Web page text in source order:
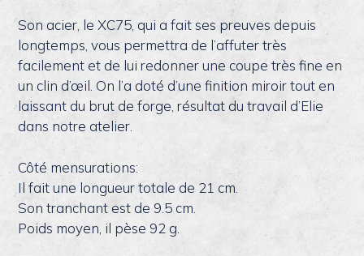
Son acier, le XC75, qui a fait ses preuves depuis
longtemps, vous permettra de l’affuter très
facilement et de lui redonner une coupe très fine en
un clin d’œil. On l’a doté d’une finition miroir tout en
laissant du brut de forge, résultat du travail d’Elie
dans notre atelier.
Côté mensurations:
Il fait une longueur totale de 21 cm.
Son tranchant est de 9.5 cm.
Poids moyen, il pèse 92 g.